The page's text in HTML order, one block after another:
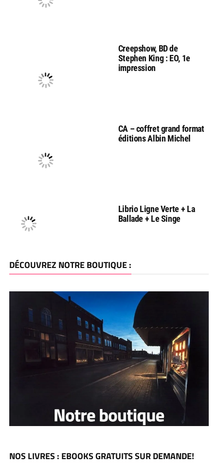
Creepshow, BD de
Stephen King : EO, 1e
impression
CA – coffret grand format
éditions Albin Michel
Librio Ligne Verte + La
Ballade + Le Singe
DÉCOUVREZ NOTRE BOUTIQUE :
NOS LIVRES : EBOOKS GRATUITS SUR DEMANDE!